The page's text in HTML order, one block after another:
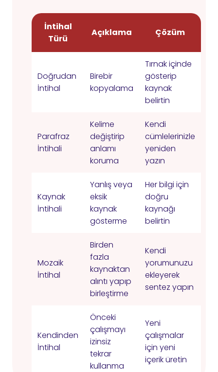
İntihal
Türü
Açıklama Çözüm
Doğrudan
İntihal
Birebir
kopyalama
Tırnak içinde
gösterip
kaynak
belirtin
Parafraz
İntihali
Kelime
değiştirip
anlamı
koruma
Kendi
cümlelerinizle
yeniden
yazın
Kaynak
İntihali
Yanlış veya
eksik
kaynak
gösterme
Her bilgi için
doğru
kaynağı
belirtin
Mozaik
İntihal
Birden
fazla
kaynaktan
alıntı yapıp
birleştirme
Kendi
yorumunuzu
ekleyerek
sentez yapın
Kendinden
İntihal
Önceki
çalışmayı
izinsiz
tekrar
kullanma
Yeni
çalışmalar
için yeni
içerik üretin